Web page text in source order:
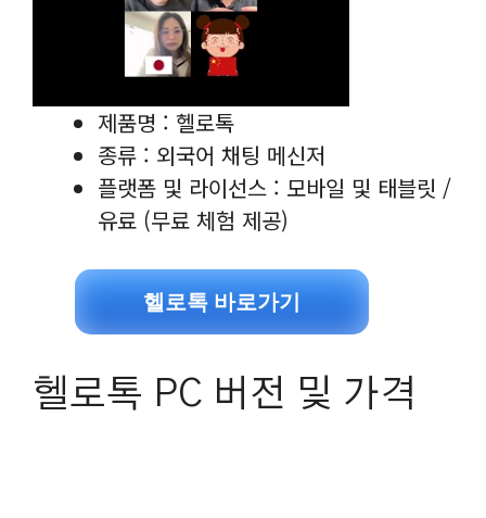
제품명 : 헬로톡
종류 : 외국어 채팅 메신저
플랫폼 및 라이선스 : 모바일 및 태블릿 /
유료 (무료 체험 제공)
헬로톡 바로가기
헬로톡 PC 버전 및 가격